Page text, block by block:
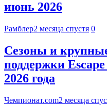
июнь 2026
Рамблер2 месяца спустя 0
Сезоны и
поддержки
2026 года
Чемпионат.com2 месяца